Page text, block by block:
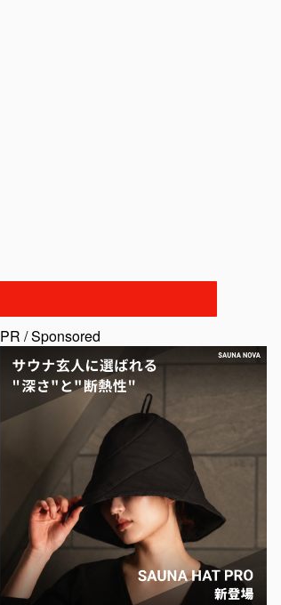
PR / Sponsored